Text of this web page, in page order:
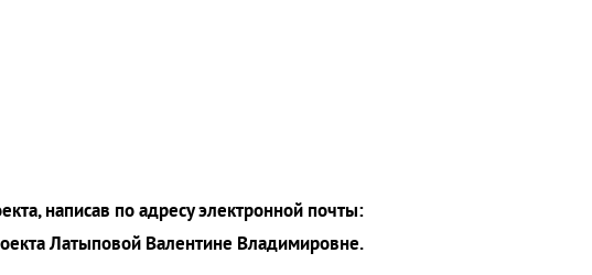
написав по адресу электронной почты:
Латыповой Валентине Владимировне.